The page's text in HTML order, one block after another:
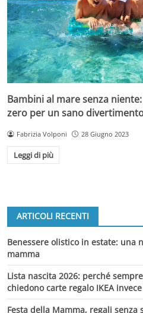
Bambini al mare senza
zero per un sano
Fabrizia Volponi 28 Giugno 2023
Leggi di più
ARTICOLI RECENTI
Benessere olistico in estate: una
mamma
Lista nascita 2026: perché
chiedono carte regalo IKEA
Festa della Mamma, regali